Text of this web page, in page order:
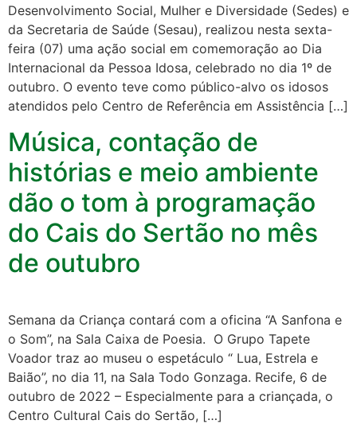
Desenvolvimento Social, Mulher e Diversidade (Sedes) e
da Secretaria de Saúde (Sesau), realizou nesta sexta-
feira (07) uma ação social em comemoração ao Dia
Internacional da Pessoa Idosa, celebrado no dia 1º de
outubro. O evento teve como público-alvo os idosos
atendidos pelo Centro de Referência em Assistência […]
Música, contação de
histórias e meio ambiente
dão o tom à programação
do Cais do Sertão no mês
de outubro
Semana da Criança contará com a oficina “A Sanfona e
o Som”, na Sala Caixa de Poesia. O Grupo Tapete
Voador traz ao museu o espetáculo “ Lua, Estrela e
Baião”, no dia 11, na Sala Todo Gonzaga. Recife, 6 de
outubro de 2022 – Especialmente para a criançada, o
Centro Cultural Cais do Sertão, […]